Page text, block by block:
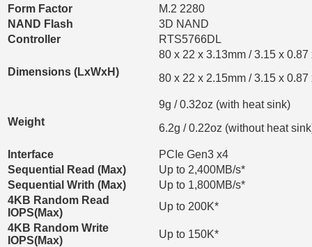
Form Factor
M.2 2280
NAND Flash
3D NAND
Controller
RTS5766DL
Dimensions (LxWxH)
80 x 22 x 3.13mm / 3.15 x
80 x 22 x 2.15mm / 3.15 x
Weight
9g / 0.32oz (with heat sink)
6.2g / 0.22oz (without heat
Interface
PCIe Gen3 x4
Sequential Read (Max)
Up to 2,400MB/s*
Sequential Writh (Max)
Up to 1,800MB/s*
4KB Random Read
IOPS(Max)
Up to 200K*
4KB Random Write
IOPS(Max)
Up to 150K*